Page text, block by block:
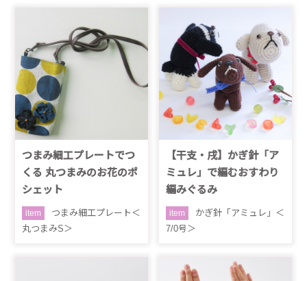
つまみ細工プレートでつ
くる 丸つまみのお花のポ
シェット
item
つまみ細工プレート＜
丸つまみS＞
【干支・戌】かぎ針「ア
ミュレ」で編むおすわり
編みぐるみ
item
かぎ針「アミュレ」＜
7/0号＞